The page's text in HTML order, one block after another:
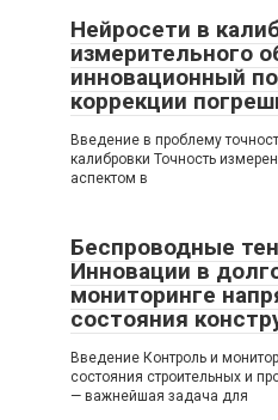
Нейросети в
измерительного
инновационный
коррекции
Введение в проблему
калибровки Точность
аспектом в
Беспроводные
Инновации в
мониторинге
состояния
Введение Контроль и
состояния строительных и
— важнейшая задача для